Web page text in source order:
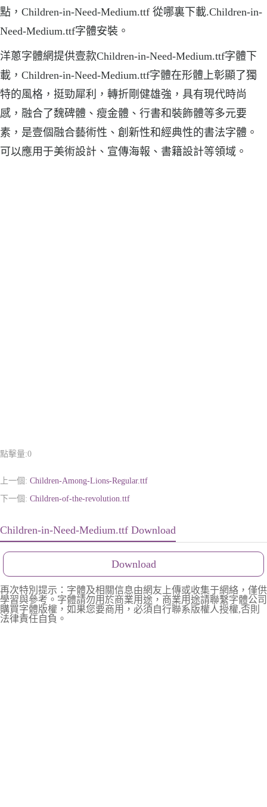
點，Children-in-Need-Medium.ttf 從哪裏下載.Children-in-
Need-Medium.ttf字體安裝。
洋蔥字體網提供壹款Children-in-Need-Medium.ttf字體下
載，Children-in-Need-Medium.ttf字體在形體上彰顯了獨
特的風格，挺勁犀利，轉折剛健雄強，具有現代時尚
感，融合了魏碑體、瘦金體、行書和裝飾體等多元要
素，是壹個融合藝術性、創新性和經典性的書法字體。
可以應用于美術設計、宣傳海報、書籍設計等領域。
點擊量:0
上一個: Children-Among-Lions-Regular.ttf
下一個: Children-of-the-revolution.ttf
Children-in-Need-Medium.ttf Download
Download
再次特別提示：字體及相關信息由網友上傳或收集于網絡，僅供
學習與參考。字體請勿用於商業用途，商業用途請聯繫字體公司
購買字體版權，如果您要商用，必須自行聯系版權人授權,否則
法律責任自負。